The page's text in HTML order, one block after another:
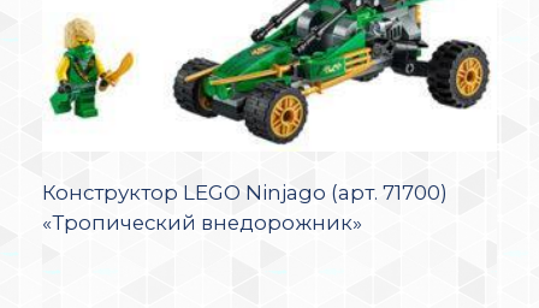
Конструктор LEGO Ninjago (арт. 71700)
«Тропический внедорожник»